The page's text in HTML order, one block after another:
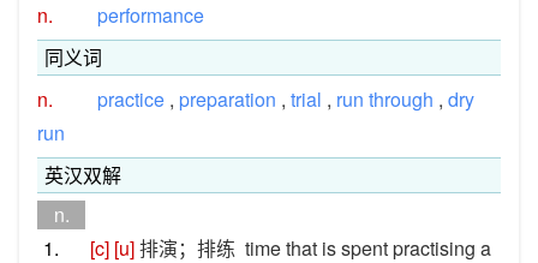
n.
performance
同义词
n.
practice , preparation , trial , run through , dry
run
英汉双解
n.
1.
[c] [u]排演；排练 time that is spent practising a